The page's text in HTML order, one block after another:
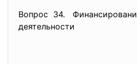
Вопрос 34.
деятельности